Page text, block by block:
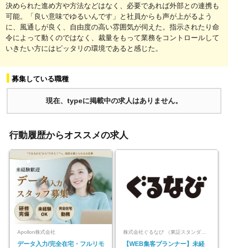
決められた進め方や方法などはなく、必要であれば外部との連携も
可能。「良い意味でゆるいんです」と社員からも声が上がるよう
に、風通しが良く、自由度の高い雰囲気が伺えた。指示されたり命
令によって動くのではなく、裁量をもって業務をコントロールして
いきたい方にはピッタリの環境であると感じた。
募集している職種
現在、typeに掲載中の求人はありません。
行動履歴からオススメの求人
Apollon株式会社
データ入力/完全在宅・フルリモ
株式会社ぐるなび （東証スタンダード上場）
【WEB集客プランナー】未経